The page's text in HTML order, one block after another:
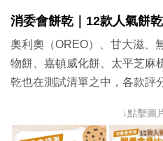
消委會餅乾｜ 12款人氣餅
奧利奧（OREO）、甘大滋、
物餅、嘉頓威化餅、太平芝麻
乾也在測試清單之中，各款評
↓點擊圖